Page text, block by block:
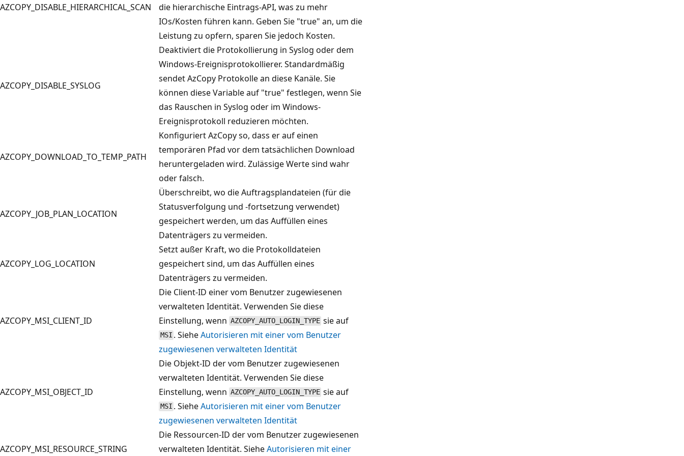
AZCOPY_DISABLE_HIERARCHICAL_SCAN
die hierarchische Eintrags-API, was zu mehr
IOs/Kosten führen kann. Geben Sie "true" an, um die
Leistung zu opfern, sparen Sie jedoch Kosten.
AZCOPY_DISABLE_SYSLOG
Deaktiviert die Protokollierung in Syslog oder dem
Windows-Ereignisprotokollierer. Standardmäßig
sendet AzCopy Protokolle an diese Kanäle. Sie
können diese Variable auf "true" festlegen, wenn Sie
das Rauschen in Syslog oder im Windows-
Ereignisprotokoll reduzieren möchten.
AZCOPY_DOWNLOAD_TO_TEMP_PATH
Konfiguriert AzCopy so, dass er auf einen
temporären Pfad vor dem tatsächlichen Download
heruntergeladen wird. Zulässige Werte sind wahr
oder falsch.
AZCOPY_JOB_PLAN_LOCATION
Überschreibt, wo die Auftragsplandateien (für die
Statusverfolgung und -fortsetzung verwendet)
gespeichert werden, um das Auffüllen eines
Datenträgers zu vermeiden.
AZCOPY_LOG_LOCATION
Setzt außer Kraft, wo die Protokolldateien
gespeichert sind, um das Auffüllen eines
Datenträgers zu vermeiden.
AZCOPY_MSI_CLIENT_ID
Die Client-ID einer vom Benutzer zugewiesenen
verwalteten Identität. Verwenden Sie diese
Einstellung, wenn AZCOPY_AUTO_LOGIN_TYPE sie auf
MSI . SieheAutorisieren mit einer vom Benutzer
zugewiesenen verwalteten Identität
AZCOPY_MSI_OBJECT_ID
Die Objekt-ID der vom Benutzer zugewiesenen
verwalteten Identität. Verwenden Sie diese
Einstellung, wenn AZCOPY_AUTO_LOGIN_TYPE sie auf
MSI . SieheAutorisieren mit einer vom Benutzer
zugewiesenen verwalteten Identität
AZCOPY_MSI_RESOURCE_STRING
Die Ressourcen-ID der vom Benutzer zugewiesenen
verwalteten Identität. SieheAutorisieren mit einer